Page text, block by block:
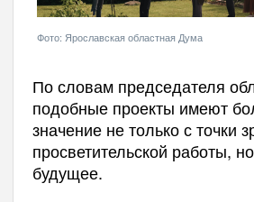
Фото: Ярославская областная Дума
По словам председателя
подобные проекты имеют
значение не только с точки
просветительской работы,
будущее.